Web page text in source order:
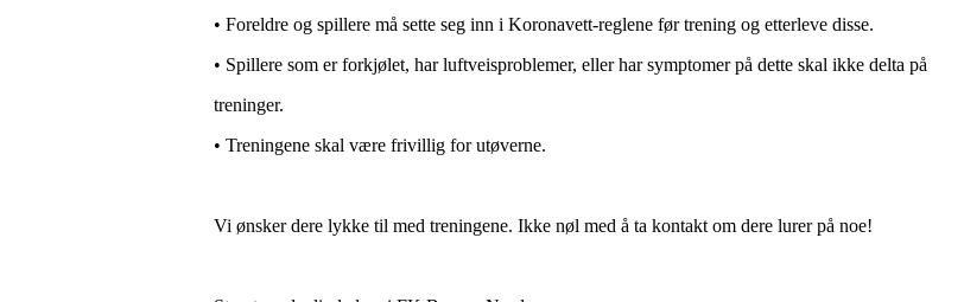
• Foreldre og spillere må sette seg inn i Koronavett-reglene før trening og etterleve disse.
• Spillere som er forkjølet, har luftveisproblemer, eller har symptomer på dette skal ikke delta på
treninger.
• Treningene skal være frivillig for utøverne.
Vi ønsker dere lykke til med treningene. Ikke nøl med å ta kontakt om dere lurer på noe!